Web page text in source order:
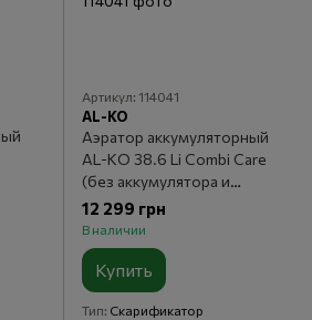
Артикул: 114041
AL-KO
Аэратор аккумуляторный
AL-KO 38.6 Li Combi Care
(без аккумулятора и
зарядного устройства)
12 299 грн
В наличии
Купить
Тип Скарификатор